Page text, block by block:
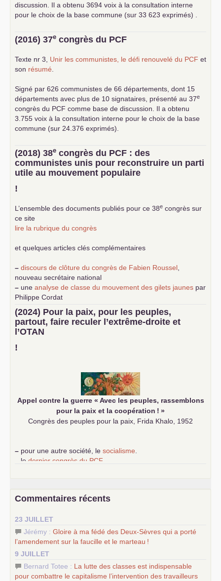
discussion. Il a obtenu 3694 voix à la consultation interne
pour le choix de la base commune (sur 33 623 exprimés) .
(2016) 37e congrès du PCF
Texte nr 3, Unir les communistes, le défi renouvelé du PCF et
son résumé
Signé par 626 communistes de 66 départements, dont 15
départements avec plus de 10 signataires, présenté au 37e
congrès du PCF comme base de discussion. Il a obtenu
3.755 voix à la consultation interne pour le choix de la base
commune (sur 24.376 exprimés).
(2018) 38e congrès du PCF : des
communistes unis pour reconstruire un parti
utile au mouvement populaire
!
L’ensemble des documents publiés pour ce 38e congrès sur
ce site
lire la rubrique du congrès
et quelques articles clés complémentaires
– discours de clôture du congrès de Fabien Roussel
nouveau secrétaire national
– une analyse de classe du mouvement des gilets jaunes par
Philippe Cordat
–
un texte de Jean-Claude Delaunay
le marxisme est la
science sociale de notre temps
–un appel proposé aux partis communistes et ouvrier
d’Europe
–
(2024) Pour la paix, pour les peuples,
partout, faire reculer l’extrême-droite et
l’OTAN
!
Appel contre la guerre « Avec les peuples, rassemblons
pour la paix et la coopération ! »
Congrès des peuples pour la paix, Frida Khalo, 1952
– pour une autre société, le socialisme
le dernier congrès du PCF
science sociale de notre temps
d’Europe
–lescinq chantiers pour contribuer au débat sur le projet
communiste
Commentaires récents
23 JUILLET
Jérémy : Gloire à ma fédé des Deux-Sèvres qui a porté
l’amendement sur la faucille et le marteau !
9 JUILLET
Bernard Totee : La lutte des classes est indispensable
pour combattre le capitalisme l’intervention des travailleurs